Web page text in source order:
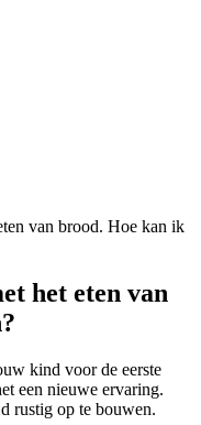
van brood. Hoe kan ik
het eten van
kind voor de eerste
een nieuwe ervaring.
rustig op te bouwen.